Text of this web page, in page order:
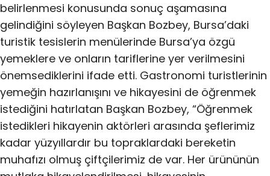
belirlenmesi konusunda sonuç aşamasına
gelindiğini söyleyen Başkan Bozbey, Bursa’daki
turistik tesislerin menülerinde Bursa’ya özgü
yemeklere ve onların tariflerine yer verilmesini
önemsediklerini ifade etti. Gastronomi turistlerinin
yemeğin hazırlanışını ve hikayesini de öğrenmek
istediğini hatırlatan Başkan Bozbey, “Öğrenmek
istedikleri hikayenin aktörleri arasında şeflerimiz
kadar yüzyıllardır bu topraklardaki bereketin
muhafızı olmuş çiftçilerimiz de var. Her ürününün